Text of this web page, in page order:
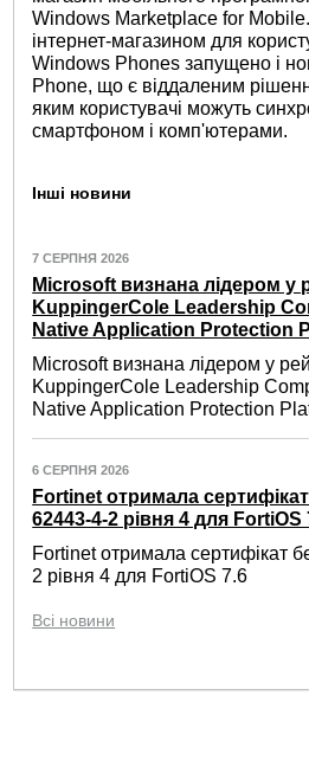
Windows Marketplace for
інтернет-магазином для
Windows Phones запущено і
Phone, що є віддаленим
яким користувачі можуть
смартфоном і комп'ютерами.
Інші новини
7 СЕРПНЯ 2026
Microsoft визнана лідером у
KuppingerCole Leadership
Native Application Protection
Microsoft визнана лідером у
KuppingerCole Leadership
Native Application Protection
6 СЕРПНЯ 2026
Fortinet отримала
62443-4-2 рівня 4 для FortiOS
Fortinet отримала сертифікат
2 рівня 4 для FortiOS 7.6
Всі новини